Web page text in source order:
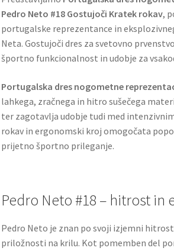
Pedro Neto #18 Gostujoči Kratek rokav,
portugalske reprezentance in
Neta. Gostujoči dres za svetovno
športno funkcionalnost in udobje za
Portugalska dres nogometne
lahkega, zračnega in hitro sušečega
ter zagotavlja udobje tudi med
rokav in ergonomski kroj omogočata
prijetno športno prileganje.
Pedro Neto #18 – hitrost in
Pedro Neto je znan po svoji izjemni
priložnosti na krilu. Kot pomemben del